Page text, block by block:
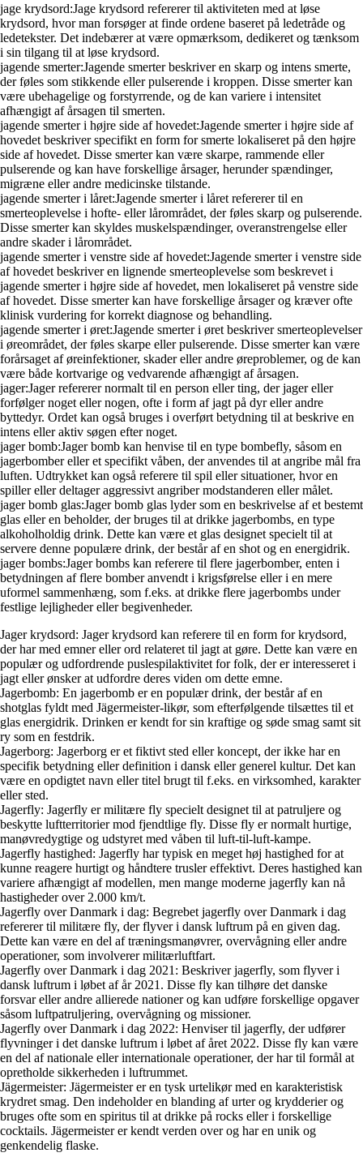
jage krydsord:Jage krydsord refererer til aktiviteten med at løse
krydsord, hvor man forsøger at finde ordene baseret på ledetråde og
ledetekster. Det indebærer at være opmærksom, dedikeret og tænksom
i sin tilgang til at løse krydsord.
jagende smerter:Jagende smerter beskriver en skarp og intens smerte,
der føles som stikkende eller pulserende i kroppen. Disse smerter kan
være ubehagelige og forstyrrende, og de kan variere i intensitet
afhængigt af årsagen til smerten.
jagende smerter i højre side af hovedet:Jagende smerter i højre side af
hovedet beskriver specifikt en form for smerte lokaliseret på den højre
side af hovedet. Disse smerter kan være skarpe, rammende eller
pulserende og kan have forskellige årsager, herunder spændinger,
migræne eller andre medicinske tilstande.
jagende smerter i låret:Jagende smerter i låret refererer til en
smerteoplevelse i hofte- eller lårområdet, der føles skarp og pulserende.
Disse smerter kan skyldes muskelspændinger, overanstrengelse eller
andre skader i lårområdet.
jagende smerter i venstre side af hovedet:Jagende smerter i venstre side
af hovedet beskriver en lignende smerteoplevelse som beskrevet i
jagende smerter i højre side af hovedet, men lokaliseret på venstre side
af hovedet. Disse smerter kan have forskellige årsager og kræver ofte
klinisk vurdering for korrekt diagnose og behandling.
jagende smerter i øret:Jagende smerter i øret beskriver smerteoplevelser
i øreområdet, der føles skarpe eller pulserende. Disse smerter kan være
forårsaget af øreinfektioner, skader eller andre øreproblemer, og de kan
være både kortvarige og vedvarende afhængigt af årsagen.
jager:Jager refererer normalt til en person eller ting, der jager eller
forfølger noget eller nogen, ofte i form af jagt på dyr eller andre
byttedyr. Ordet kan også bruges i overført betydning til at beskrive en
intens eller aktiv søgen efter noget.
jager bomb:Jager bomb kan henvise til en type bombefly, såsom en
jagerbomber eller et specifikt våben, der anvendes til at angribe mål fra
luften. Udtrykket kan også referere til spil eller situationer, hvor en
spiller eller deltager aggressivt angriber modstanderen eller målet.
jager bomb glas:Jager bomb glas lyder som en beskrivelse af et bestemt
glas eller en beholder, der bruges til at drikke jagerbombs, en type
alkoholholdig drink. Dette kan være et glas designet specielt til at
servere denne populære drink, der består af en shot og en energidrik.
jager bombs:Jager bombs kan referere til flere jagerbomber, enten i
betydningen af flere bomber anvendt i krigsførelse eller i en mere
uformel sammenhæng, som f.eks. at drikke flere jagerbombs under
festlige lejligheder eller begivenheder.
Jager krydsord: Jager krydsord kan referere til en form for krydsord,
der har med emner eller ord relateret til jagt at gøre. Dette kan være en
populær og udfordrende puslespilaktivitet for folk, der er interesseret i
jagt eller ønsker at udfordre deres viden om dette emne.
Jagerbomb: En jagerbomb er en populær drink, der består af en
shotglas fyldt med Jägermeister-likør, som efterfølgende tilsættes til et
glas energidrik. Drinken er kendt for sin kraftige og søde smag samt sit
ry som en festdrik.
Jagerborg: Jagerborg er et fiktivt sted eller koncept, der ikke har en
specifik betydning eller definition i dansk eller generel kultur. Det kan
være en opdigtet navn eller titel brugt til f.eks. en virksomhed, karakter
eller sted.
Jagerfly: Jagerfly er militære fly specielt designet til at patruljere og
beskytte luftterritorier mod fjendtlige fly. Disse fly er normalt hurtige,
manøvredygtige og udstyret med våben til luft-til-luft-kampe.
Jagerfly hastighed: Jagerfly har typisk en meget høj hastighed for at
kunne reagere hurtigt og håndtere trusler effektivt. Deres hastighed kan
variere afhængigt af modellen, men mange moderne jagerfly kan nå
hastigheder over 2.000 km/t.
Jagerfly over Danmark i dag: Begrebet jagerfly over Danmark i dag
refererer til militære fly, der flyver i dansk luftrum på en given dag.
Dette kan være en del af træningsmanøvrer, overvågning eller andre
operationer, som involverer militærluftfart.
Jagerfly over Danmark i dag 2021: Beskriver jagerfly, som flyver i
dansk luftrum i løbet af år 2021. Disse fly kan tilhøre det danske
forsvar eller andre allierede nationer og kan udføre forskellige opgaver
såsom luftpatruljering, overvågning og missioner.
Jagerfly over Danmark i dag 2022: Henviser til jagerfly, der udfører
flyvninger i det danske luftrum i løbet af året 2022. Disse fly kan være
en del af nationale eller internationale operationer, der har til formål at
opretholde sikkerheden i luftrummet.
Jägermeister: Jägermeister er en tysk urtelikør med en karakteristisk
krydret smag. Den indeholder en blanding af urter og krydderier og
bruges ofte som en spiritus til at drikke på rocks eller i forskellige
cocktails. Jägermeister er kendt verden over og har en unik og
genkendelig flaske.